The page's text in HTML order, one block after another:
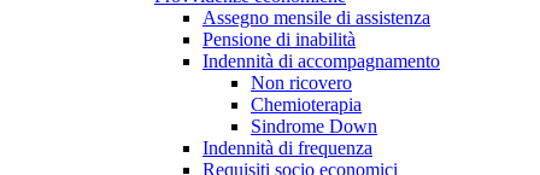
Assegno mensile di assistenza
Pensione di inabilità
Indennità di accompagnamento
Non ricovero
Chemioterapia
Sindrome Down
Indennità di frequenza
Requisiti socio economici